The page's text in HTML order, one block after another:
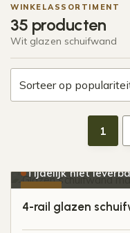
WINKELASSORTIMENT
35 producten
Wit glazen schuifwand
1
Tijdelijk niet
4-rail glazen